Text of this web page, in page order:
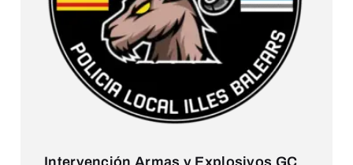
Intervención Armas y Explosivos GC